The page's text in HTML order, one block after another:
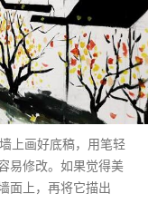
画好底稿，用笔轻
易修改。如果觉得美
面上，再将它描出